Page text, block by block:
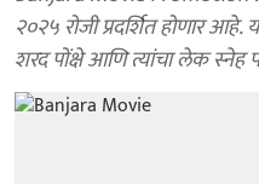
२०२५ रोजी प्रदर्शित होणार आहे.
शरद पोंक्षे आणि त्यांचा लेक स्नेह